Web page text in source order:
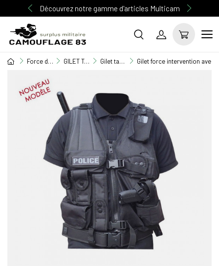
Découvrez notre gamme d'articles Multicam
Force de l'ordre GILET TACTIQUE / EQUIPEMENT / TASER Gilet tactique Gilet force intervention avec